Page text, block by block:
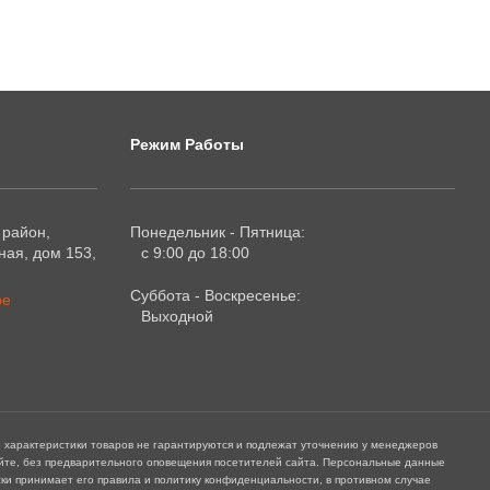
район,
дом 153,
Режим Работы
Понедельник - Пятница:
с 9:00 до 18:00
Суббота - Воскресенье:
Выходной
товаров не гарантируются и подлежат уточнению у менеджеров
без предварительного оповещения посетителей сайта. Персональные данные
принимает его правила и политику конфиденциальности, в противном случае